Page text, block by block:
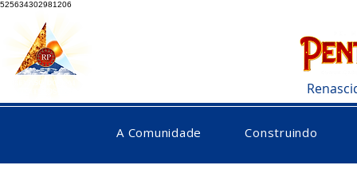
525634302981206
A Comunidade Construindo